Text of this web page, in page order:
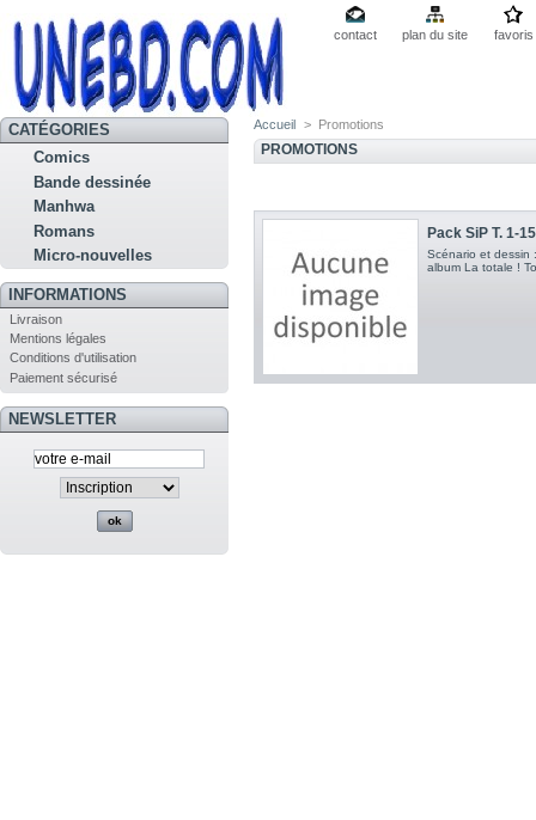
contact plan du site favoris
CATÉGORIES
Comics
Bande dessinée
Manhwa
Romans
Micro-nouvelles
INFORMATIONS
Livraison
Mentions légales
Conditions d'utilisation
Paiement sécurisé
NEWSLETTER
Accueil > Promotions
PROMOTIONS
Pack SiP T. 1-15
Scénario et dessin
album La totale !